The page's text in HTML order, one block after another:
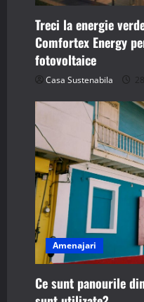
Treci la energie
Comfortex Energy
fotovoltaice
Casa Sustenabila
Amenajari
Ce sunt panourile